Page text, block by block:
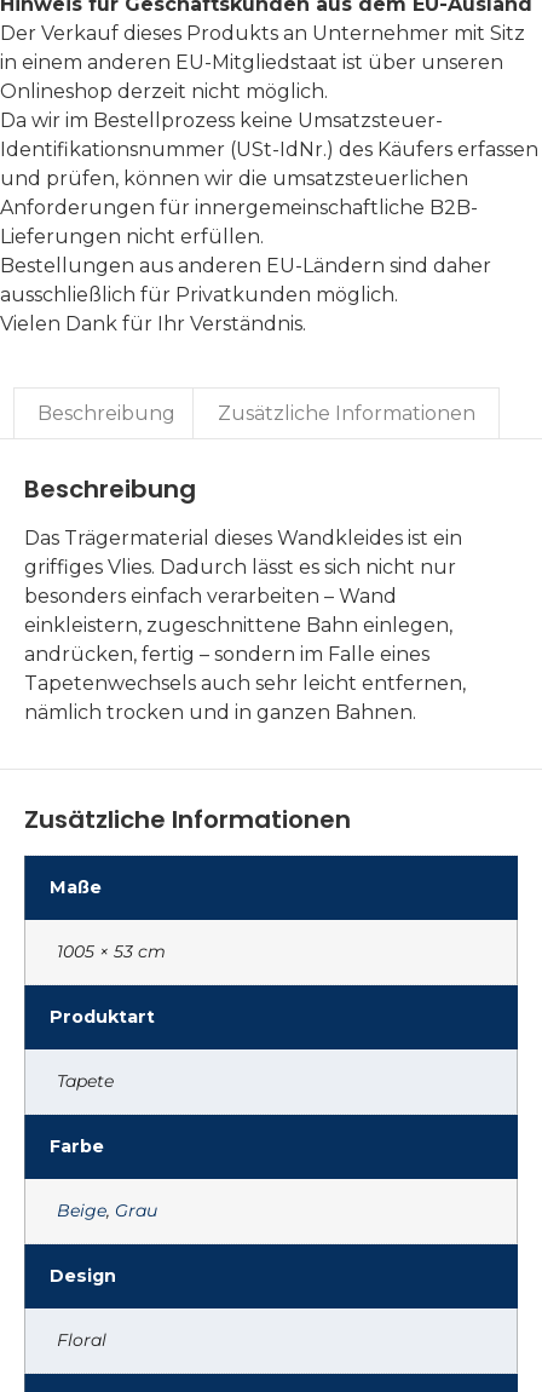
Der Verkauf dieses Produkts an Unternehmer mit Sitz
in einem anderen EU-Mitgliedstaat ist über unseren
Onlineshop derzeit nicht möglich.
Da wir im Bestellprozess keine Umsatzsteuer-
Identifikationsnummer (USt-IdNr.) des Käufers erfassen
und prüfen, können wir die umsatzsteuerlichen
Anforderungen für innergemeinschaftliche B2B-
Lieferungen nicht erfüllen.
Bestellungen aus anderen EU-Ländern sind daher
ausschließlich für Privatkunden möglich.
Vielen Dank für Ihr Verständnis.
Beschreibung Zusätzliche Informationen
Beschreibung
Das Trägermaterial dieses Wandkleides ist ein
griffiges Vlies. Dadurch lässt es sich nicht nur
besonders einfach verarbeiten – Wand
einkleistern, zugeschnittene Bahn einlegen,
andrücken, fertig – sondern im Falle eines
Tapetenwechsels auch sehr leicht entfernen,
nämlich trocken und in ganzen Bahnen.
Zusätzliche Informationen
Maße
1005 × 53 cm
Produktart
Tapete
Farbe
Beige, Grau
Design
Floral